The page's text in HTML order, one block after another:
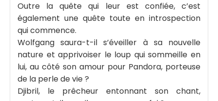
Outre la quête qui leur est confiée, c’est
également une quête toute en introspection
qui commence.
Wolfgang saura-t-il s’éveiller à sa nouvelle
nature et apprivoiser le loup qui sommeille en
lui, au côté son amour pour Pandora, porteuse
de la perle de vie ?
Djibril, le prêcheur entonnant son chant,